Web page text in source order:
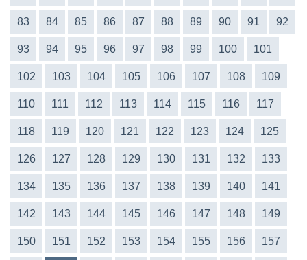
83 84 85 86 87 88 89 90 91 92
93 94 95 96 97 98 99 100 101
102 103 104 105 106 107 108 109
110 111 112 113 114 115 116 117
118 119 120 121 122 123 124 125
126 127 128 129 130 131 132 133
134 135 136 137 138 139 140 141
142 143 144 145 146 147 148 149
150 151 152 153 154 155 156 157